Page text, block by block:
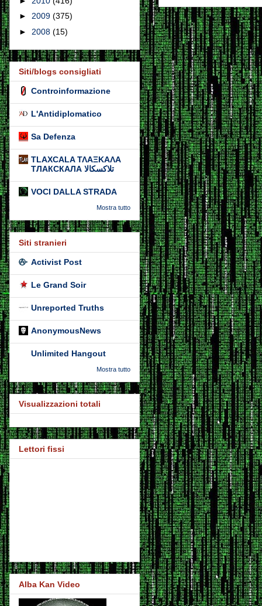
► 2009 (375)
► 2008 (15)
Siti/blogs consigliati
Controinformazione
L'Antidiplomatico
Sa Defenza
TLAXCALA ΤΛΑΞΚΑΛΑ
ТЛАКСКАЛА تلاكسكالا
VOCI DALLA STRADA
Mostra tutto
Siti stranieri
Activist Post
Le Grand Soir
Unreported Truths
AnonymousNews
Unlimited Hangout
Mostra tutto
Visualizzazioni totali
Lettori fissi
Alba Kan Video